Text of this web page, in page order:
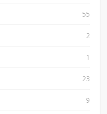
55
2
1
23
9